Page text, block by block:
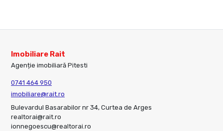
Imobiliare Rait
Agenție imobiliară Pitesti
0741 464 950
imobiliare@rait.ro
Bulevardul Basarabilor nr 34, Curtea de Arges
realtorai@rait.ro
ionnegoescu@realtorai.ro